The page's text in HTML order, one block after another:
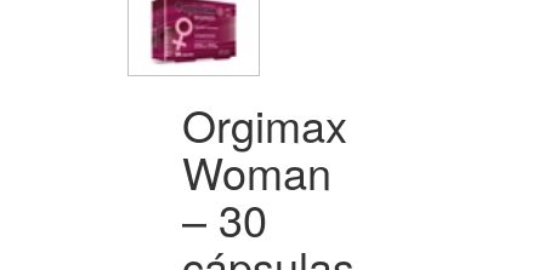
Orgimax
Woman
– 30